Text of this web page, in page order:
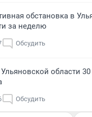
обстановка в
за неделю
Обсудить
области 30
Обсудить